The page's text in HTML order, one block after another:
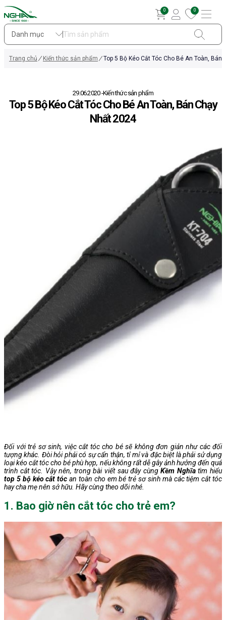
Danh mục
0 0
Trang chủ Kiến thức sản phẩm Top 5 Bộ Kéo Cắt Tóc Cho Bé An Toàn, Bán
29.06.2020 Kiến thức sản phẩm
Top 5 Bộ Kéo Cắt Tóc Cho Bé An Toàn, Bán Chạy
Nhất 2024
Đối với trẻ sơ sinh, việc cắt tóc cho bé sẽ không đơn giản như các đối
tượng khác. Đòi hỏi phải có sự cẩn thận, tỉ mỉ và đặc biệt là phải sử dụng
loại kéo cắt tóc cho bé phù hợp, nếu không rất dễ gây ảnh hưởng đến quá
trình cắt tóc. Vậy nên, trong bài viết sau đây cùngKềm Nghĩatìm hiểu
top 5 bộ kéo cắt tóc an toàn cho em bé trẻ sơ sinh mà các tiệm cắt tóc
hay cha mẹ nên sở hữu. Hãy cùng theo dõi nhé.
1. Bao giờ nên cắt tóc cho trẻ em?